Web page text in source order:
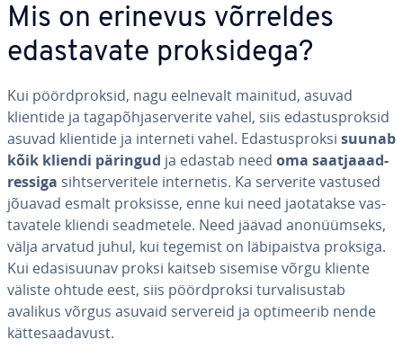
Mis on erinevus võrreldes
edas­ta­vate prok­si­dega?
Kui pöörd­prok­sid, nagu eelnevalt mainitud, asuvad
klientide ja ta­ga­põh­ja­ser­ve­rite vahel, siis edas­tus­prok­sid
asuvad klientide ja interneti vahel. Edas­tus­proksi suunab
kõik kliendi päringud ja edastab need oma saat­jaaad­
res­siga siht­ser­ve­ri­tele in­ter­ne­tis. Ka serverite vastused
jõuavad esmalt proksisse, enne kui need jao­ta­takse vas­
ta­va­tele kliendi sead­me­tele. Need jäävad ano­nüüm­seks,
välja arvatud juhul, kui tegemist on lä­bi­paistva proksiga.
Kui eda­si­suu­nav proksi kaitseb sisemise võrgu kliente
väliste ohtude eest, siis pöörd­proksi tur­va­li­sus­tab
avalikus võrgus asuvaid servereid ja op­ti­mee­rib nende
kät­te­saa­da­vust.